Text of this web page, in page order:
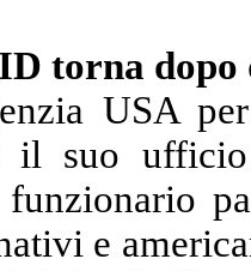
torna dopo
USA
suo ufficio
e